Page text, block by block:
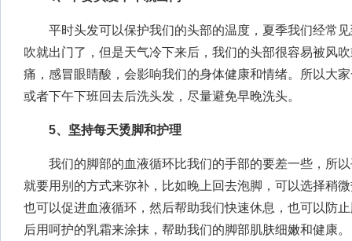
平时头发可以保护我们的头部的温度，夏季我们经常见
吹就出门了，但是天气冷下来后，我们的头部很容易被风
痛，感冒眼睛酸，会影响我们的身体健康和情绪。所以大
或者下午下班回去后洗头发，尽量避免早晚洗头。
5、坚持每天烫脚和护理
我们的脚部的血液循环比我们的手部的要差一些，所以
就要用别的方式来弥补，比如晚上回去泡脚，可以选择稍
也可以促进血液循环，然后帮助我们快速休息，也可以防
后用呵护的乳霜来涂抹，帮助我们的脚部肌肤细嫩和健康。